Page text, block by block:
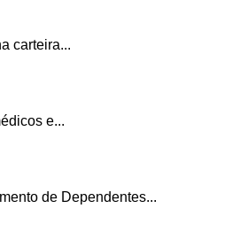
carteira...
e...
de Dependentes...